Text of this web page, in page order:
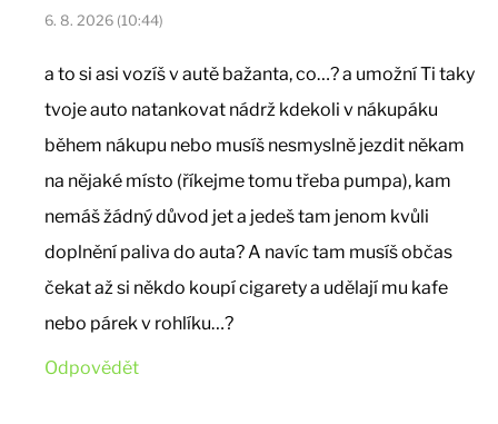
6. 8. 2026 (10:44)
a to si asi vozíš v autě bažanta, co…? a umožní Ti taky
tvoje auto natankovat nádrž kdekoli v nákupáku
během nákupu nebo musíš nesmyslně jezdit někam
na nějaké místo (říkejme tomu třeba pumpa), kam
nemáš žádný důvod jet a jedeš tam jenom kvůli
doplnění paliva do auta? A navíc tam musíš občas
čekat až si někdo koupí cigarety a udělají mu kafe
nebo párek v rohlíku…?
Odpovědět